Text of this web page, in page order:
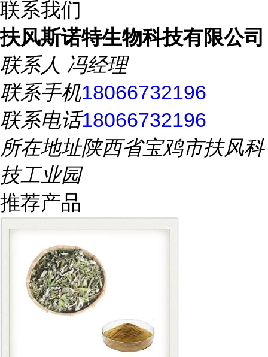
联系我们
扶风斯诺特生物科技有限公司
联系人 冯经理
联系手机18066732196
联系电话18066732196
所在地址陕西省宝鸡市扶风科
技工业园
推荐产品